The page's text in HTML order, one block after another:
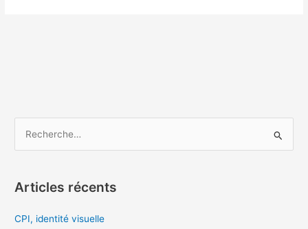
h
Articles récents
CPI, identité visuelle